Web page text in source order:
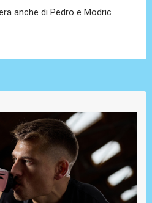
anche di Pedro e Modric